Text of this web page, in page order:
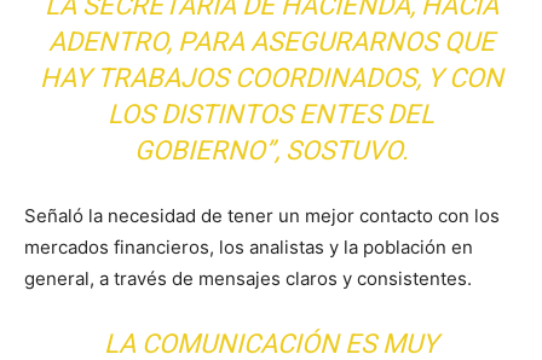
ADENTRO, PARA ASEGURARNOS QUE
HAY TRABAJOS COORDINADOS, Y CON
LOS DISTINTOS ENTES DEL
GOBIERNO”, SOSTUVO.
Señaló la necesidad de tener un mejor contacto con los
mercados financieros, los analistas y la población en
general, a través de mensajes claros y consistentes.
LA COMUNICACIÓN ES MUY